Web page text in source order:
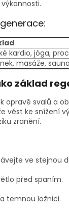
kardio, jóga,
masáže,
základ
opravě svalů a
vést ke snížení
zranění.
ve stejnou
před spaním.
temnou ložnici.